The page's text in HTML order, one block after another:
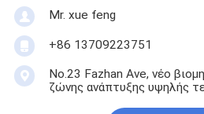
Mr. xue feng
+86 13709223751
No.23 Fazhan Ave, νέο
ζώνης ανάπτυξης υψηλής